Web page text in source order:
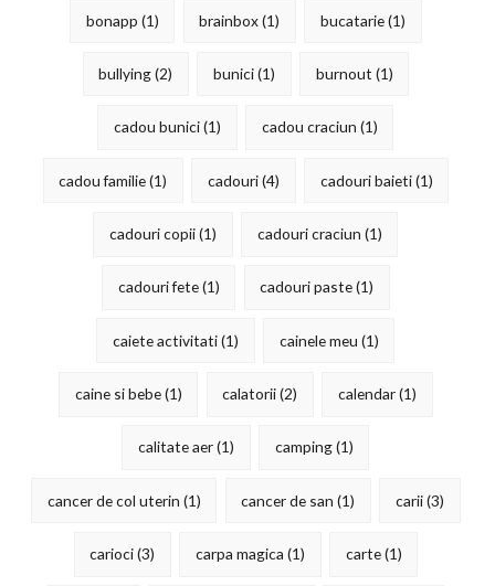
bonapp (1) brainbox(1) bucatarie(1)
bullying(2) bunici(1) burnout (1)
cadou bunici(1) cadou craciun (1)
cadou familie(1) cadouri(4) cadouri baieti(1)
cadouri copii(1) cadouri craciun (1)
cadouri fete(1) cadouri paste(1)
caiete activitati(1) cainele meu (1)
caine si bebe(1) calatorii(2) calendar(1)
calitate aer(1) camping(1)
cancer de col uterin (1) cancer de san (1) carii(3)
carioci(3) carpa magica (1) carte(1)